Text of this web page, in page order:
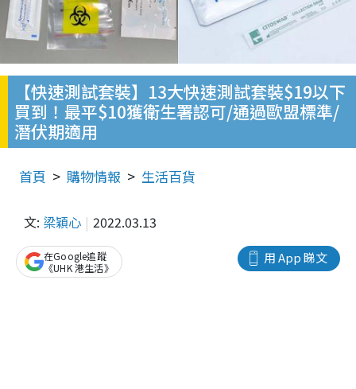
【快速測試套裝】13大快速測試套裝$19以下
買到！最平$10獲衛生署認可/通過歐盟標準/
潛伏期適用
首頁 購物情報 生活百貨
文: 梁穎心 2022.03.13
用 App 睇文
在Google追蹤
《UHK 港生活》